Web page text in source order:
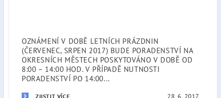
OZNÁMENÍ V DOBĚ LETNÍCH PRÁZDNIN
(ČERVENEC, SRPEN 2017) BUDE PORADENSTVÍ NA
OKRESNÍCH MĚSTECH POSKYTOVÁNO V DOBĚ OD
8:00 – 14:00 HOD. V PŘÍPADĚ NUTNOSTI
PORADENSTVÍ PO 14:00...
ZJISTIT VÍCE 28. 6. 2017